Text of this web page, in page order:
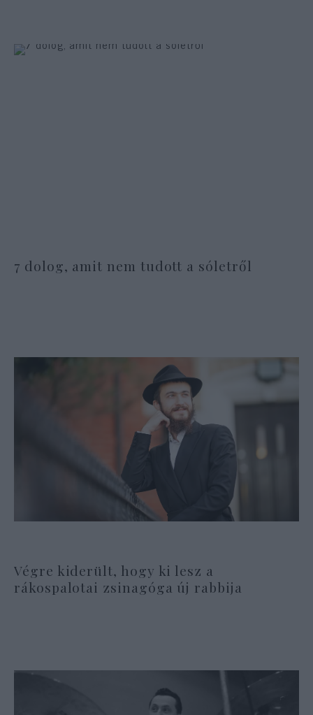
7 dolog, amit nem tudott a sóletről
Végre kiderült, hogy ki lesz a
rákospalotai zsinagóga új rabbija